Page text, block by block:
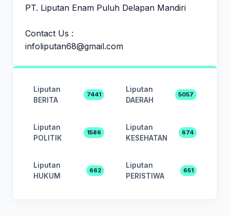
PT. Liputan Enam Puluh Delapan Mandiri
Contact Us :
infoliputan68@gmail.com
Liputan
BERITA
7441
Liputan
DAERAH
5057
Liputan
POLITIK
1586
Liputan
KESEHATAN
674
Liputan
HUKUM
662
Liputan
PERISTIWA
651